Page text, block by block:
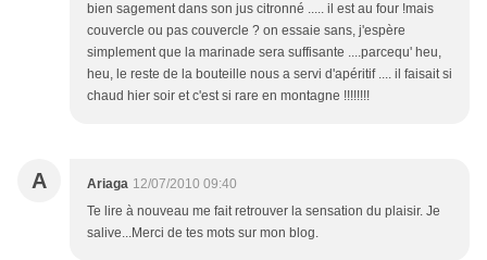
bien sagement dans son jus citronné ..... il est au four !mais
couvercle ou pas couvercle ? on essaie sans, j'espère
simplement que la marinade sera suffisante ....parcequ' heu,
heu, le reste de la bouteille nous a servi d'apéritif .... il faisait si
chaud hier soir et c'est si rare en montagne !!!!!!!!
A Ariaga 12/07/2010 09:40
Te lire à nouveau me fait retrouver la sensation du plaisir. Je
salive...Merci de tes mots sur mon blog.